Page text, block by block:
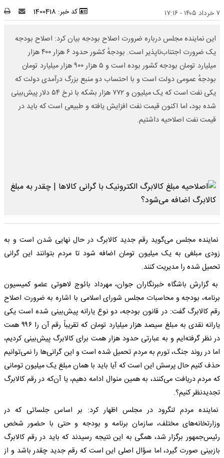
۷ خرداد ۱۴۰۵ - ۱۷:۱۶ کد خبر: 1400418
این نماینده مجلس درباره ضرورت اصلاح بودجه بیان کرد: اصلاح بودجه
یک ضرورت اجتناب‌ناپذیر است. بودجهٔ کشور حدود ۶ هزار ۴۰۰ هزار
میلیارد تومان بودجه کشور بوده است و ۵ هزار ۹۰۰ هزار میلیارد تومان
بودجهٔ عمومی دولت است و با احتساب دو منبع بزرگ درآمدی دولت که
یکی نفت است که یک میلیون و ۷۷۲ هزار بشکه با نرخ ۵۴ دلار پیش‌بینی
شده بود، اما اکنون قیمت نفت افزایش یافته و طبیعی است که باید در
قیمت نفت اصلاحیه داشتیم.
نماینده مجلس می‌گوید رقم جدید کالابرگ در حال نهایی شدن است و به
زودی مبلغی به یک میلیون تومان اضافه شود تا مردم بتوانند این گرانی
تحمیل شده را مدیریت کنند.
به گزارش باشگاه خبرنگاران جوان، مهرداد بائوج لاهوتی عضو کمیسیون
برنامه، بودجه و محاسبات مجلس شورای اسلامی با اشاره به ضرورت اصلاح
رقم کالابرگ گفت: در قانون بودجه، دو نوع یارانه پیش‌بینی شده است یکی
یارانه نقدی به مبلغ سیصد هزار میلیارد تومان که تقریباً رقم آن را ۹۹۶ همت
در نظر گرفته‌ایم و به عبارتی حدود هزار همت برای کالابرگ پیش‌بینی کردیم،
اما در روند جنگ، تورم به مردم تحمیل شده است و این گرانی‌ها را نمی‌توانیم
حذف کنیم حال پرسش این است که آیا باید با همان مبلغ یک میلیون تومانی
که مردم دریافت می‌کنند، به همین منوال ادامه دهیم، یا آن‌که در رقم کالابرگ
تجدیدنظر کنیم؟.
نماینده مردم لنگرود در مجلس اظهار کرد: بر اساس جلساتی که در
وزارتخانه‌های مختلف، سازمان برنامه و بودجه و حتی با حضور شخص
رئیس‌جمهور برگزار شد، همگی به این نتیجه رسیدند که باید در رقم کالابرگ
بازبینی صورت گیرد، اما سؤال اصلی این است که رقم جدید چقدر باشد و از